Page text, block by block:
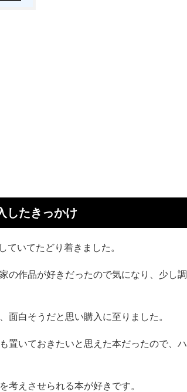
したきっかけ
いてたどり着きました。
の作品が好きだったので気になり、少し調
白そうだと思い購入に至りました。
置いておきたいと思えた本だったので、ハ
考えさせられる本が好きです。